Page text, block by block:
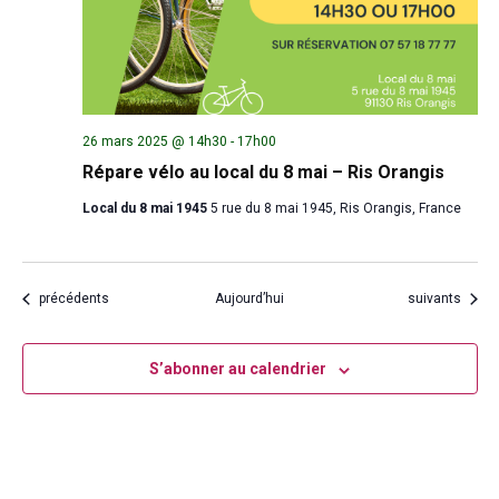
Répare vélo au local du 8 mai – Ris Orangis
26 mars 2025 @ 14h30 - 17h00
Local du 8 mai 1945 5 rue du 8 mai 1945, Ris Orangis, France
Évènements
précédents Aujourd’hui Évènements
suivants
S’abonner au calendrier